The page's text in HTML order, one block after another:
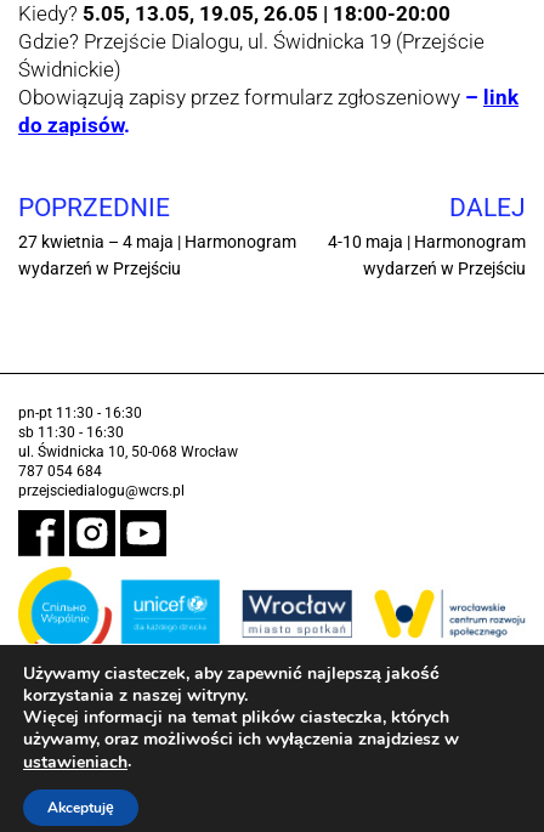
Kiedy? 5.05, 13.05, 19.05, 26.05 | 18:00-20:00
Gdzie? Przejście Dialogu, ul. Świdnicka 19 (Przejście
Świdnickie)
Obowiązują zapisy przez formularz zgłoszeniowy – link
do zapisów.
POPRZEDNIE
27 kwietnia – 4 maja | Harmonogram
wydarzeń w Przejściu
DALEJ
4-10 maja | Harmonogram
wydarzeń w Przejściu
pn-pt 11:30 - 16:30
sb 11:30 - 16:30
ul. Świdnicka 10, 50-068 Wrocław
787 054 684
przejsciedialogu@wcrs.pl
Zadanie realizowane ze środków Gminy Wrocław w partnerstwie z
Funduszem Narodów Zjednoczonych na Rzecz Dzieci (UNICEF)
Deklaracja dostępności
Używamy ciasteczek, aby zapewnić najlepszą jakość
korzystania z naszej witryny.
Więcej informacji na temat plików ciasteczka, których
używamy, oraz możliwości ich wyłączenia znajdziesz w
ustawieniach.
Akceptuję